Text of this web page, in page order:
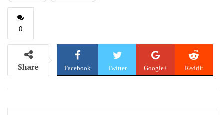
0
Share Facebook Twitter Google+ ReddIt